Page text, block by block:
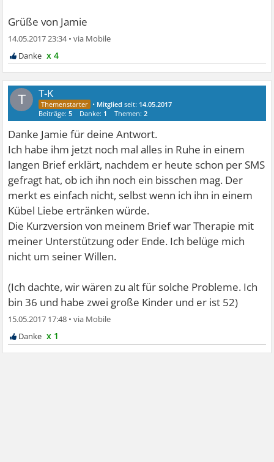
Grüße von Jamie
14.05.2017 23:34•
x 4
T T-K
• Mitglied seit: 14.05.2017
Beiträge:5 Danke: 1 Themen:2
Danke Jamie für deine Antwort.
Ich habe ihm jetzt noch mal alles in Ruhe in einem
langen Brief erklärt, nachdem er heute schon per SMS
gefragt hat, ob ich ihn noch ein bisschen mag. Der
merkt es einfach nicht, selbst wenn ich ihn in einem
Kübel Liebe ertränken würde.
Die Kurzversion von meinem Brief war Therapie mit
meiner Unterstützung oder Ende. Ich belüge mich
nicht um seiner Willen.
(Ich dachte, wir wären zu alt für solche Probleme. Ich
bin 36 und habe zwei große Kinder und er ist 52)
15.05.2017 17:48 •
x 1